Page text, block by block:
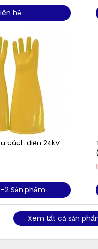
hệ
cách điện 24kV
2 Sản phẩm
Xem tất cả sản